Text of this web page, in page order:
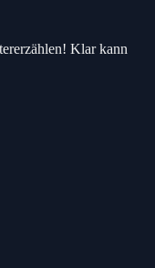
Klar kann